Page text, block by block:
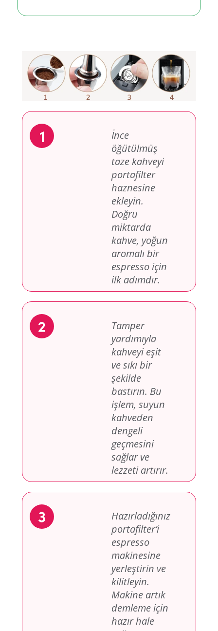
İnce
öğütülmüş
taze kahveyi
portafilter
haznesine
ekleyin.
Doğru
miktarda
kahve, yoğun
aromalı bir
espresso için
ilk adımdır.
Tamper
yardımıyla
kahveyi eşit
ve sıkı bir
şekilde
bastırın. Bu
işlem, suyun
kahveden
dengeli
geçmesini
sağlar ve
lezzeti artırır.
Hazırladığınız
portafilter’i
espresso
makinesine
yerleştirin ve
kilitleyin.
Makine artık
demleme için
hazır hale